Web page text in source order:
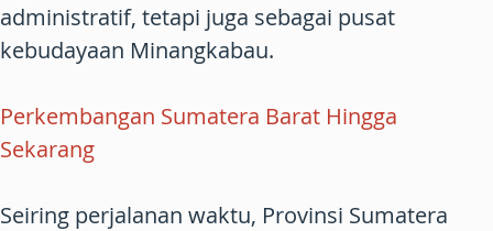
administratif, tetapi juga sebagai pusat
kebudayaan Minangkabau.
Perkembangan Sumatera Barat Hingga
Sekarang
Seiring perjalanan waktu, Provinsi Sumatera